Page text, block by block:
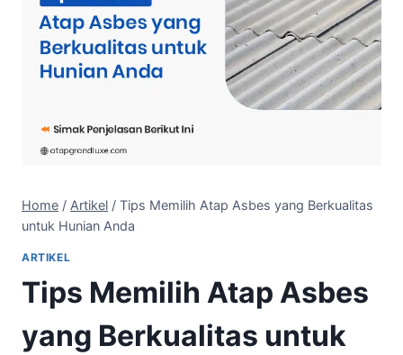
Home / Artikel / Tips Memilih Atap Asbes yang Berkualitas
untuk Hunian Anda
ARTIKEL
Tips Memilih Atap Asbes
yang Berkualitas untuk